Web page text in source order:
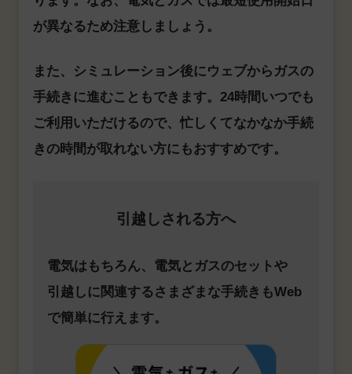
が異なるため注意しましょう。
また、シミュレーション後にウェブからガスの
手続きに進むこともできます。24時間いつでも
ご利用いただけるので、忙しくてなかなか手続
きの時間が取れない方にもおすすめです。
引越しされる方へ
電気はもちろん、電気とガスのセットや
引越しに関連するさまざまな手続きもWeb
で簡単に行えます。